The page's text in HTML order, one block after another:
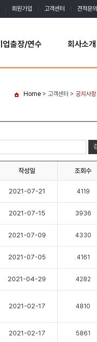
회원가입 고객센터 견적문의
업출장/연수 회사소개
Home > 고객센터 > 공지사항
작성일 조회수
2021-07-21 4119
2021-07-15 3936
2021-07-09 4330
2021-07-05 4161
2021-04-29 4282
2021-02-17 4810
2021-02-17 5861